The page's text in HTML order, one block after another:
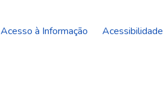
Acesso à Informação Acessibilidade